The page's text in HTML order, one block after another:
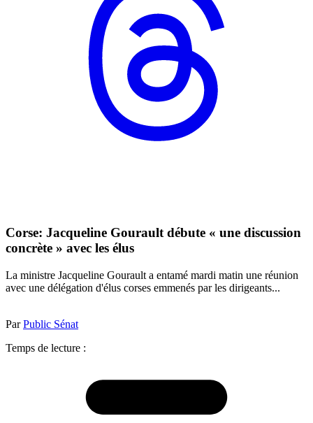
Corse: Jacqueline Gourault débute « une discussion
concrète » avec les élus
La ministre Jacqueline Gourault a entamé mardi matin une réunion
avec une délégation d'élus corses emmenés par les dirigeants...
ParPublic Sénat
Temps de lecture :